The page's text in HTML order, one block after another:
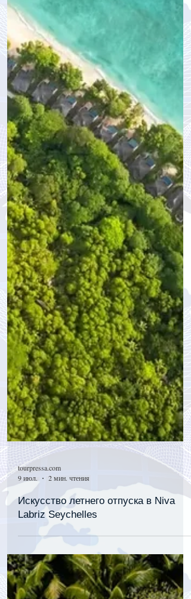
9 июл.
2 мин. чтения
Искусство летнего отпуска в Niva
Labriz Seychelles